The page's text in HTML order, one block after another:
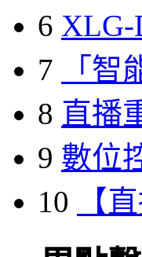
6 XLG-
7
「
8 直播
9 數位
10
【